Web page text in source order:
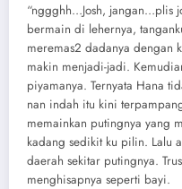
“nggghh…Josh, jangan…plis
bermain di lehernya,
meremas2 dadanya dengan
makin menjadi-jadi.
piyamanya. Ternyata Hana
nan indah itu kini
memainkan putingnya yang
kadang sedikit ku pilin. Lalu
daerah sekitar putingnya.
menghisapnya seperti bayi.